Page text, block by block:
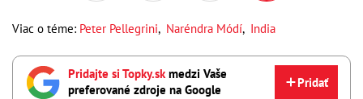
Viac o téme: Peter Pellegrini, Naréndra Módí, India
Pridajte si Topky.skmedzi Vaše
preferované zdroje na Google
Pridať